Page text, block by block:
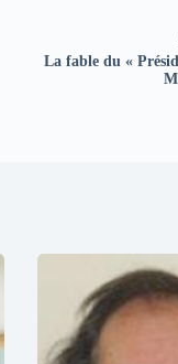
La fable du «